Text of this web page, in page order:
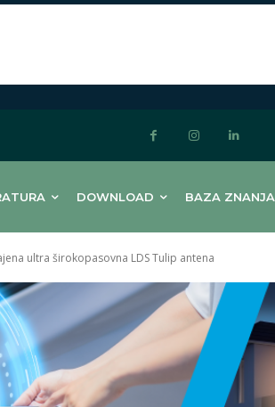
DOWNLOAD BAZA ZNANJA
ultra širokopasovna LDS Tulip antena